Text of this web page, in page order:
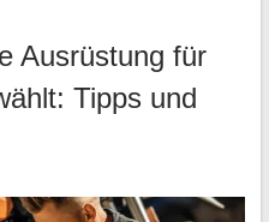
Ausrüstung für
Tipps und